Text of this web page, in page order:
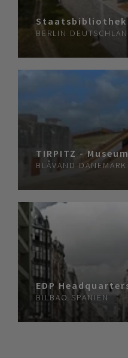
Staatsbibliothek
BERLIN
TIRPITZ - Museum
BLÅVAND DÄNEMARK
EDP
BILBAO SPANIEN